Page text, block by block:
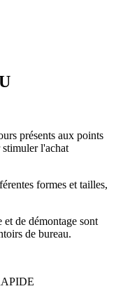
présents aux points
l'achat
formes et tailles,
de démontage sont
de bureau.